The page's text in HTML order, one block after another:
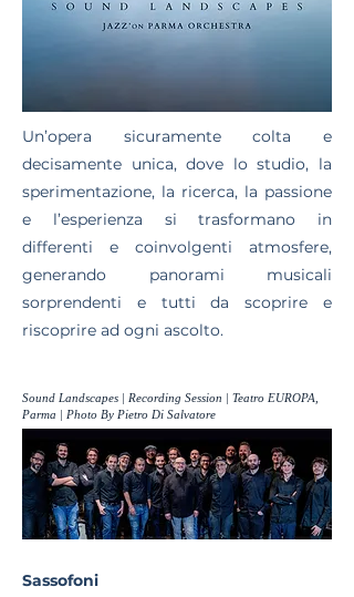
Un’opera sicuramente colta e
decisamente unica, dove lo studio, la
sperimentazione, la ricerca, la passione
e l’esperienza si trasformano in
differenti e coinvolgenti atmosfere,
generando panorami musicali
sorprendenti e tutti da scoprire e
riscoprire ad ogni ascolto.
Sound Landscapes | Recording Session | Teatro EUROPA,
Parma | Photo By Pietro Di Salvatore
Sassofoni